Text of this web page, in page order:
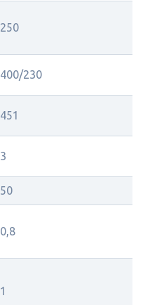
250
400/230
451
3
50
0,8
1